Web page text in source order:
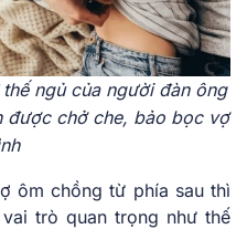
ngủ của người đàn ông
được chở che, bảo bọc vợ
ôm chồng từ phía sau thì
trò quan trọng như thế